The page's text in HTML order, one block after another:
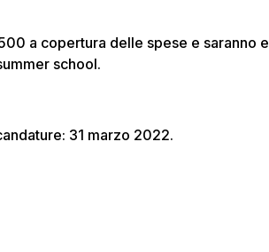
a copertura delle spese e saranno
school.
31 marzo 2022.